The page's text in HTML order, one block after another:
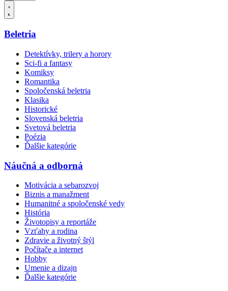
Beletria
Detektívky, trilery a horory
Sci-fi a fantasy
Komiksy
Romantika
Spoločenská beletria
Klasika
Historické
Slovenská beletria
Svetová beletria
Poézia
Ďalšie kategórie
Náučná a odborná
Motivácia a sebarozvoj
Biznis a manažment
Humanitné a spoločenské vedy
História
Životopisy a reportáže
Vzťahy a rodina
Zdravie a životný štýl
Počítače a internet
Hobby
Umenie a dizajn
Ďalšie kategórie